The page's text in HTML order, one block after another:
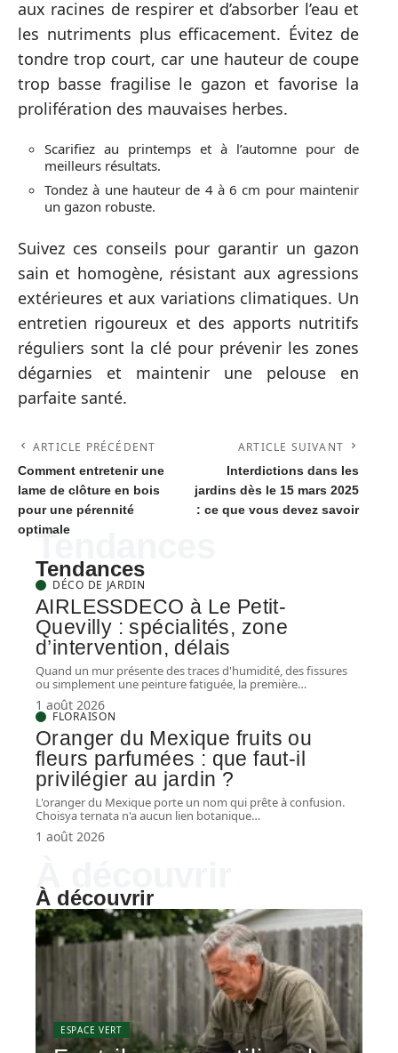
aux racines de respirer et d’absorber l’eau et
les nutriments plus efficacement. Évitez de
tondre trop court, car une hauteur de coupe
trop basse fragilise le gazon et favorise la
prolifération des mauvaises herbes.
Scarifiez au printemps et à l’automne pour de
meilleurs résultats.
Tondez à une hauteur de 4 à 6 cm pour maintenir
un gazon robuste.
Suivez ces conseils pour garantir un gazon
sain et homogène, résistant aux agressions
extérieures et aux variations climatiques. Un
entretien rigoureux et des apports nutritifs
réguliers sont la clé pour prévenir les zones
dégarnies et maintenir une pelouse en
parfaite santé.
ARTICLE PRÉCÉDENT
Comment entretenir une
lame de clôture en bois
pour une pérennité
optimale
ARTICLE SUIVANT
Interdictions dans les
jardins dès le 15 mars 2025
: ce que vous devez savoir
Tendances
Tendances
DÉCO DE JARDIN
AIRLESSDECO à Le Petit-
Quevilly : spécialités, zone
d’intervention, délais
Quand un mur présente des traces d'humidité, des fissures
ou simplement une peinture fatiguée, la première…
1 août 2026
FLORAISON
Oranger du Mexique fruits ou
fleurs parfumées : que faut-il
privilégier au jardin ?
L'oranger du Mexique porte un nom qui prête à confusion.
Choisya ternata n'a aucun lien botanique…
1 août 2026
À découvrir
ESPACE VERT